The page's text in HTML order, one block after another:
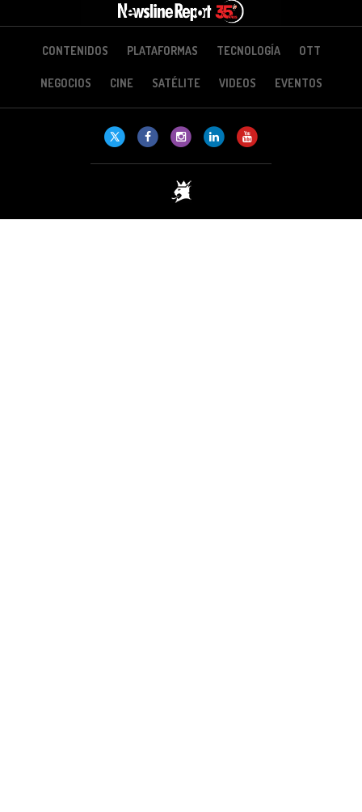
CONTENIDOS PLATAFORMAS TECNOLOGÍA OTT
NEGOCIOS CINE SATÉLITE VIDEOS EVENTOS